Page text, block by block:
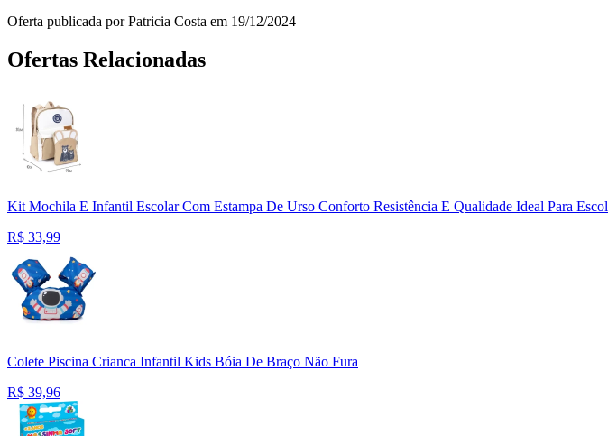
Oferta publicada por Patricia Costa em 19/12/2024
Ofertas Relacionadas
Kit Mochila E Infantil Escolar Com Estampa De Urso Conforto Resistência E Qualidade Ideal Para Escol
R$ 33,99
Colete Piscina Crianca Infantil Kids Bóia De Braço Não Fura
R$ 39,96